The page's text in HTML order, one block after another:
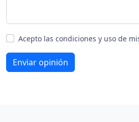
Acepto las condiciones y uso de
Enviar opinión